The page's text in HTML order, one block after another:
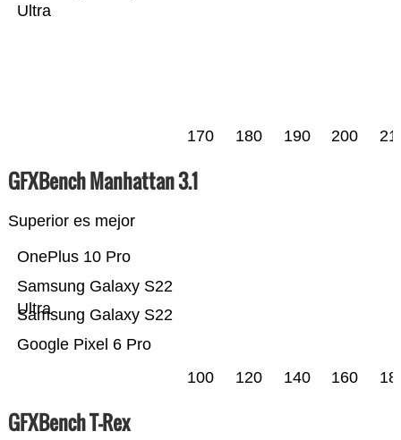
Ultra
170 180 190 200
GFXBench Manhattan 3.1
Superior es mejor
Google Pixel 6 Pro
Samsung Galaxy S22
Samsung Galaxy S22
Ultra
OnePlus 10 Pro
100 120 140 160
GFXBench T-Rex